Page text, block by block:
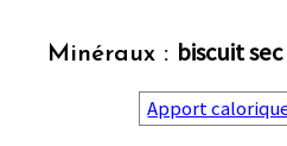
Minéraux : biscuit
Apport